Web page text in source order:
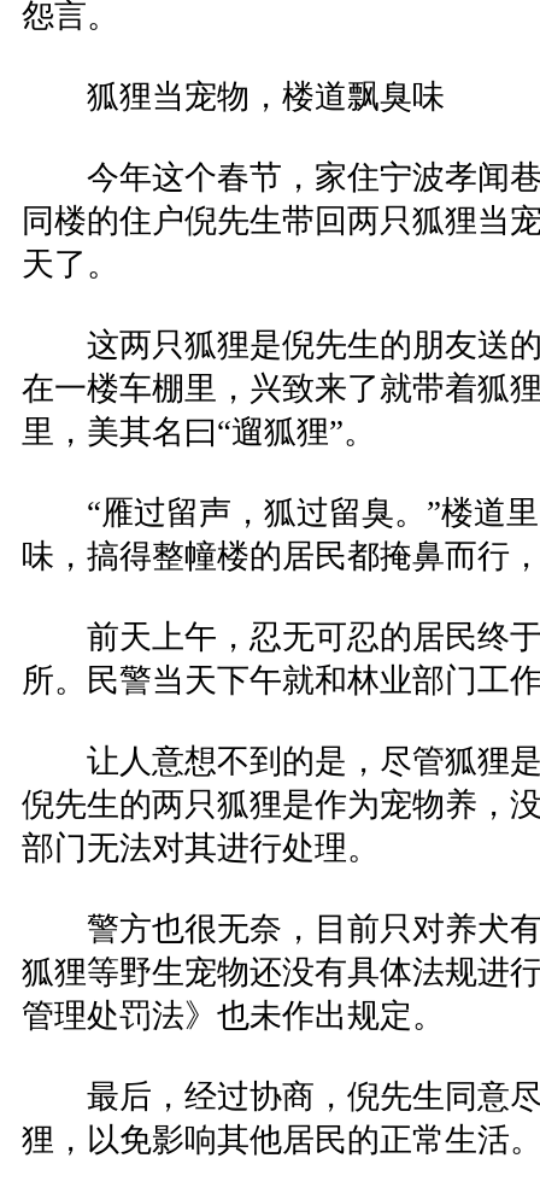
怨言。
狐狸当宠物，楼道飘臭味
今年这个春节，家住宁波孝闻巷
同楼的住户倪先生带回两只狐狸当
天了。
这两只狐狸是倪先生的朋友送的
在一楼车棚里，兴致来了就带着狐
里，美其名曰“遛狐狸”。
“雁过留声，狐过留臭。”楼道里
味，搞得整幢楼的居民都掩鼻而行
前天上午，忍无可忍的居民终于
所。民警当天下午就和林业部门工
让人意想不到的是，尽管狐狸是
倪先生的两只狐狸是作为宠物养，
部门无法对其进行处理。
警方也很无奈，目前只对养犬有
狐狸等野生宠物还没有具体法规进
管理处罚法》也未作出规定。
最后，经过协商，倪先生同意尽
狸，以免影响其他居民的正常生活